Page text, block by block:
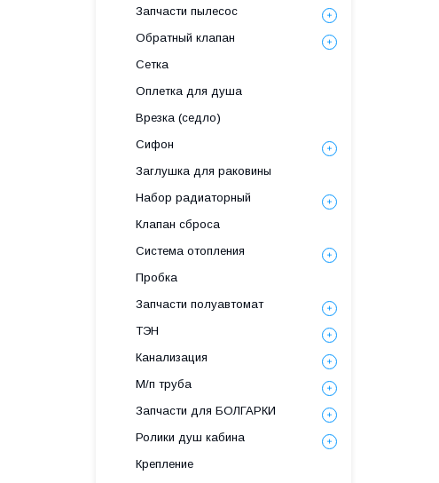
Запчасти пылесос
Обратный клапан
Сетка
Оплетка для душа
Врезка (седло)
Сифон
Заглушка для раковины
Набор радиаторный
Клапан сброса
Система отопления
Пробка
Запчасти полуавтомат
ТЭН
Канализация
М/п труба
Запчасти для БОЛГАРКИ
Ролики душ кабина
Крепление